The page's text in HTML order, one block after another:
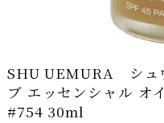
SHU UEMURA シュ
ブ エッセンシャル オ
#754 30ml